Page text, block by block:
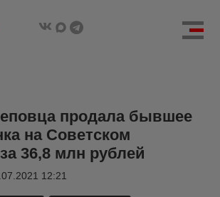
продала бывшее
на Советском
36,8 млн рублей
12:21